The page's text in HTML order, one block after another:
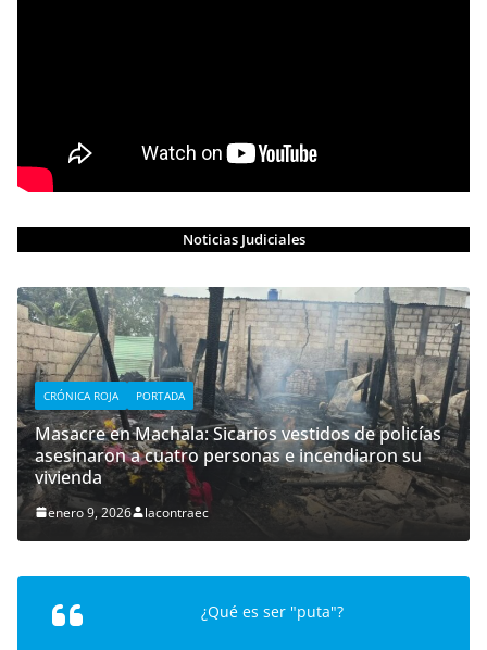
Noticias Judiciales
CRÓNICA ROJA PORTADA
Masacre en Machala: Sicarios vestidos de policías
asesinaron a cuatro personas e incendiaron su
vivienda
enero 9, 2026 lacontraec
¿Qué es ser "puta"?